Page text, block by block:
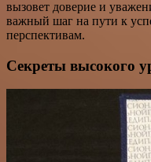
вызовет доверие и
важный шаг на пути к
перспективам.
Секреты высокого